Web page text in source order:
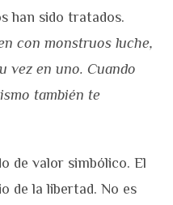
han sido tratados.
con monstruos luche,
vez en uno. Cuando
también te
de valor simbólico. El
de la libertad. No es